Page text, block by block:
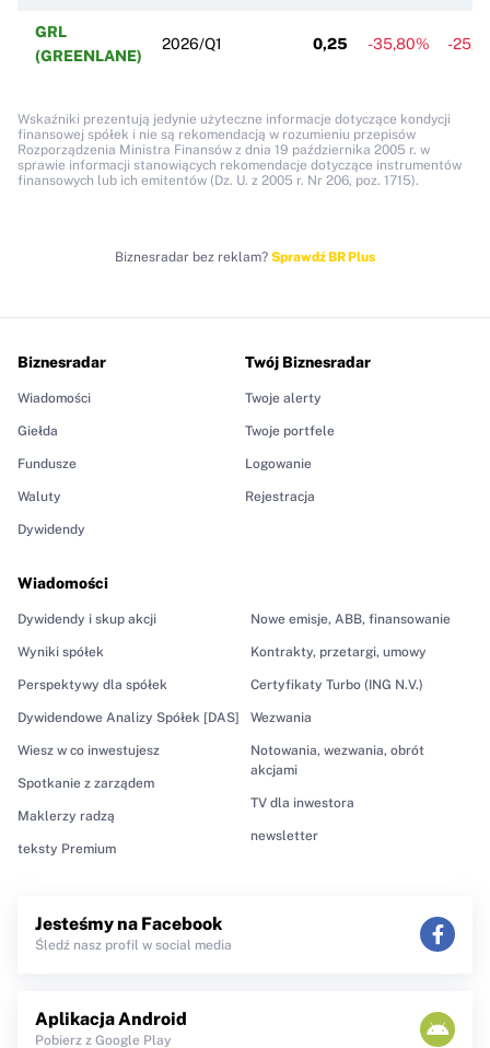
GRL
(GREENLANE)
2026/Q1 0,25 -35,80% -
Wskaźniki prezentują jedynie użyteczne informacje dotyczące kondycji
finansowej spółek i nie są rekomendacją w rozumieniu przepisów
Rozporządzenia Ministra Finansów z dnia 19 października 2005 r. w
sprawie informacji stanowiących rekomendacje dotyczące instrumentów
finansowych lub ich emitentów (Dz. U. z 2005 r. Nr 206, poz. 1715).
Biznesradar bez reklam? Sprawdź BR Plus
Biznesradar
Wiadomości
Giełda
Fundusze
Waluty
Dywidendy
Wiadomości
Dywidendy i skup akcji
Wyniki spółek
Perspektywy dla spółek
Dywidendowe Analizy Spółek [DAS]
Wiesz w co inwestujesz
Spotkanie z zarządem
Maklerzy radzą
teksty Premium
Nowe emisje, ABB, finansowanie
Kontrakty, przetargi, umowy
Certyfikaty Turbo (ING N.V.)
Wezwania
Notowania, wezwania, obrót
akcjami
TV dla inwestora
newsletter
Twój Biznesradar
Twoje alerty
Twoje portfele
Logowanie
Rejestracja
Jesteśmy na Facebook
Śledź nasz profil w social media
Aplikacja Android
Pobierz z Google Play